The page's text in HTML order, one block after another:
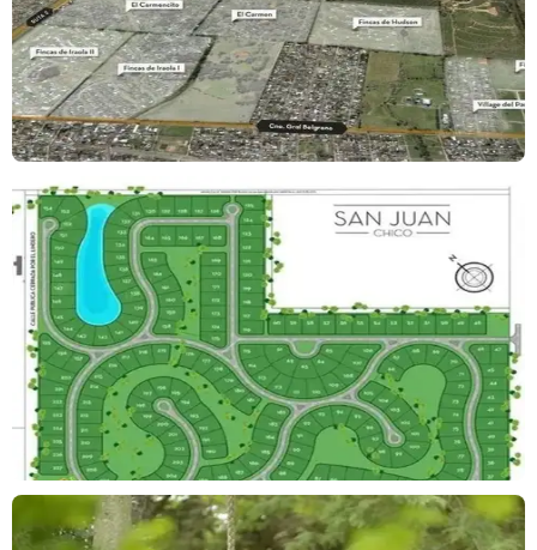
meramente a título ilustrativo e informativo y no forma parte de
ningún tipo de documentación contractual.
Las medidas y superficies definitivas surgirán del título de
propiedad del inmueble referido. Asimismo los importes de tasas,
servicios y expensas indicados están sujetos a verificación.
El valor del inmueble indicado en el presente puede ser
Operación supeditada a que el propietario cumplimente con la
Reg.2371 COTI.
Corredor Inmobiliario Interviniente:
Hernan Schaerer CMCPQ 1093 Tomo III Folio 165
Acepta permuta
Otros Servicios:
Alambrado perimetral